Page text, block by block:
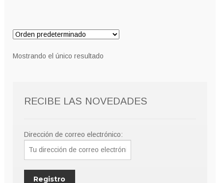
Mostrando el único resultado
RECIBE LAS NOVEDADES
Dirección de correo electrónico: